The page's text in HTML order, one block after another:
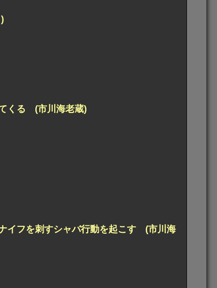
くる (市川海老蔵)
イフを刺すシャバ行動を起こす (市川海